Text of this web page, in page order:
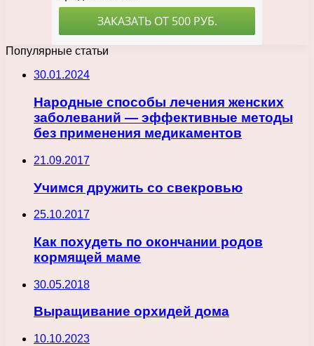
Популярные статьи
30.01.2024
Народные способы лечения женских
заболеваний — эффективные методы
без применения медикаментов
21.09.2017
Учимся дружить со свекровью
25.10.2017
Как похудеть по окончании родов
кормящей маме
30.05.2018
Выращивание орхидей дома
10.10.2023